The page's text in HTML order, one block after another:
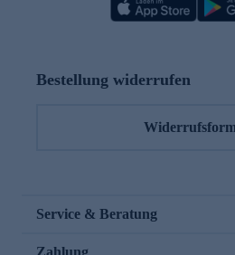
Bestellung widerrufen
Service & Beratung